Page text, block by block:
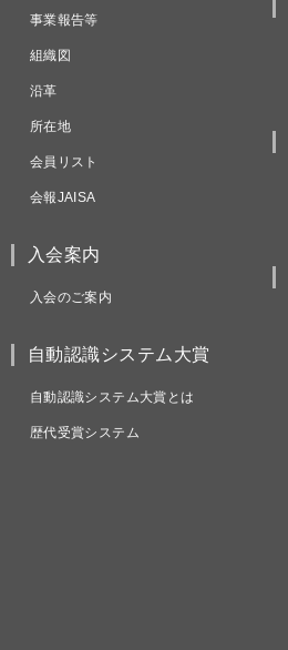
事業報告等
組織図
沿革
所在地
会員リスト
会報JAISA
入会案内
入会のご案内
自動認識システム大賞
自動認識システム大賞とは
歴代受賞システム